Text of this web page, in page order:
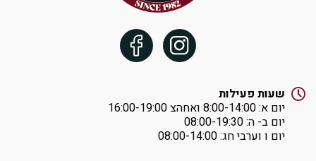
שעות פעילות
יום א: ‏8:00-14:00 ואחהצ 16:00-19:00
יום ב- ה: ‏08:00-19:30
יום ו וערבי חג: ‏08:00-14:00